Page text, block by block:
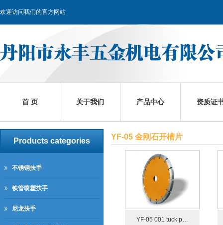
欢迎访问我们的官方网站
首 页 关于我们 产品中心 资质证
Products categories
不锈钢扶手
铁管喷塑扶手
尼龙扶手
YF-05 金刚石开槽片
YF-05 001 tuck p…